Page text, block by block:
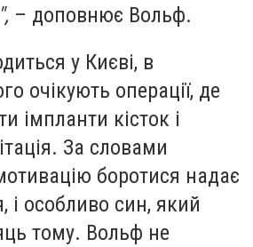
– доповнює Вольф.
у Києві, в
очікують операції, де
імпланти кісток і
За словами
боротися надає
і особливо син, який
тому. Вольф не